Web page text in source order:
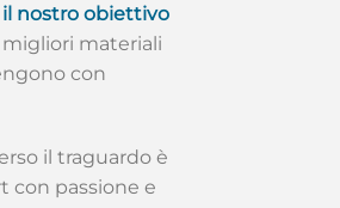
il nostro obiettivo
materiali
con
il traguardo è
con passione e